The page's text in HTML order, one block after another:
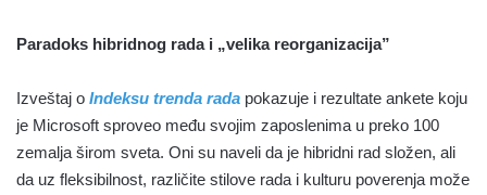
Paradoks hibridnog rada i „velika reorganizacija”
Izveštaj o Indeksu trenda rada pokazuje i rezultate ankete koju
je Microsoft sproveo među svojim zaposlenima u preko 100
zemalja širom sveta. Oni su naveli da je hibridni rad složen, ali
da uz fleksibilnost, različite stilove rada i kulturu poverenja može